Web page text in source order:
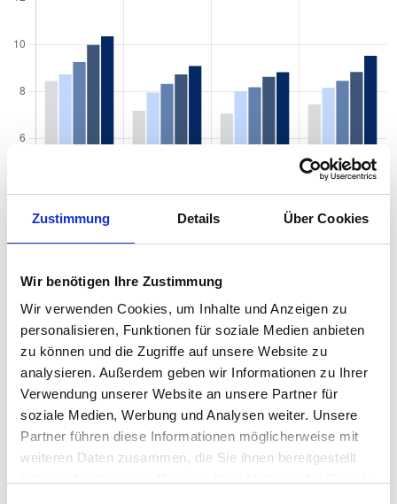
Zustimmung Details Über Cookies
Wir benötigen Ihre Zustimmung
Wir verwenden Cookies, um Inhalte und Anzeigen zu
personalisieren, Funktionen für soziale Medien anbieten
zu können und die Zugriffe auf unsere Website zu
analysieren. Außerdem geben wir Informationen zu Ihrer
Verwendung unserer Website an unsere Partner für
soziale Medien, Werbung und Analysen weiter. Unsere
Partner führen diese Informationen möglicherweise mit
weiteren Daten zusammen, die Sie ihnen bereitgestellt
Mietspiegel nach Baujahr pro qm 2026 in
Delmenhorst
Der Mietpreis einer Wohnung in Delmenhorst hängt von einer
Vielzahl von Faktoren ab, und eines der entscheidenden Kriterien
ist das Baujahr der Immobilie. Das Alter eines Gebäudes kann
einen erheblichen Einfluss auf den Mietpreis haben, da es